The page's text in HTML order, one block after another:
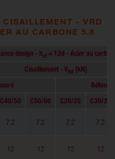
CISAILLEMENT - VRD
AU CARBONE 5.8
design - hef= 12d - Acier au
Cisaillement - VRd [kN]
Béton
C40/50 C50/60 C20/25 C30/37
7.2 7.2 7.2 7.2
12 12 12 12